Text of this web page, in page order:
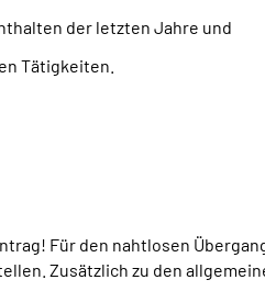
der letzten Jahre und
Tätigkeiten.
Für den nahtlosen
Zusätzlich zu den